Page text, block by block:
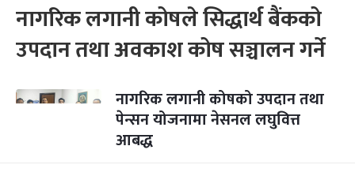
नागरिक लगानी कोषले सिद्धार्थ बैंकको
उपदान तथा अवकाश कोष सञ्चालन गर्ने
नागरिक लगानी कोषको उपदान तथा
पेन्सन योजनामा नेसनल लघुवित्त
आबद्ध